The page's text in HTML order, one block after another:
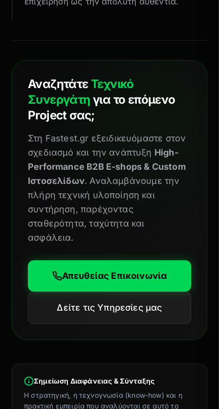
ΑναζητάτεΤεχνικό
Συνεργάτη για το επόμενο
Project σας;
Στη Fastest.gr εξειδικευόμαστε στον
σχεδιασμό και την ανάπτυξη High-
Performance B2B E-shops & Custom
Ιστοσελίδων. Αναλαμβάνουμε την
πλήρη τεχνική υλοποίηση και
συντήρηση, παρέχοντας
σταθερότητα, ταχύτητα και
ασφάλεια.
Απευθείας Επικοινωνία
Δείτε τις Υπηρεσίες μας
Σημείωση Διαφάνειας & Σύνταξης
Η στρατηγική, η τεχνογνωσία (know-how) και η
πρακτική εμπειρία που αναλύονται σε αυτό το